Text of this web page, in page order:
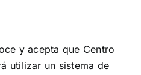
y acepta que Centro
utilizar un sistema de